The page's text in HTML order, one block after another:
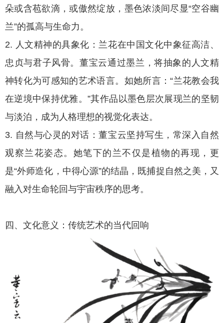
朵或含苞欲滴，或傲然绽放，墨色浓淡间尽显“空谷幽
兰”的孤高与生命力。
2. 人文精神的具象化：兰花在中国文化中象征高洁、
忠贞与君子风骨。董宝云通过墨兰，将抽象的人文精
神转化为可感知的艺术语言。如她所言：“兰花教会我
在逆境中保持优雅。”其作品以墨色层次展现兰的坚韧
与淡泊，成为人格理想的视觉化表达。
3. 自然与心灵的对话：董宝云坚持写生，常深入自然
观察兰花姿态。她笔下的兰不仅是植物的再现，更
是“外师造化，中得心源”的结晶，既捕捉自然之美，又
融入对生命轮回与宇宙秩序的思考。
四、文化意义：传统艺术的当代回响